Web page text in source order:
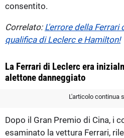
consentito.
Correlato: L'errore della Ferrari
qualifica di Leclerc e Hamilton!
La Ferrari di Leclerc era
alettone danneggiato
L'articolo continua
Dopo il Gran Premio di Cina, i
esaminato la vettura Ferrari,